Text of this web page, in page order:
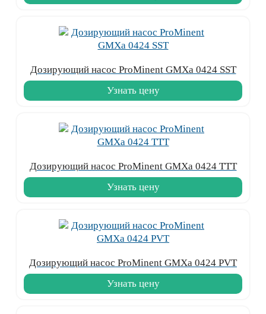
Дозирующий насос ProMinent GMXa 0424 SST
Узнать цену
Дозирующий насос ProMinent GMXa 0424 TTT
Узнать цену
Дозирующий насос ProMinent GMXa 0424 PVT
Узнать цену